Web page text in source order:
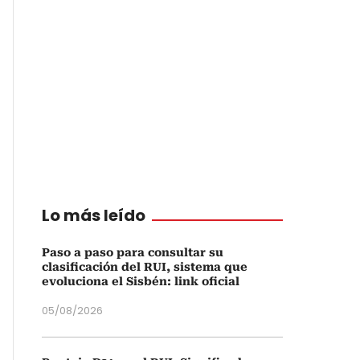
Lo más leído
Paso a paso para consultar su
clasificación del RUI, sistema que
evoluciona el Sisbén: link oficial
05/08/2026